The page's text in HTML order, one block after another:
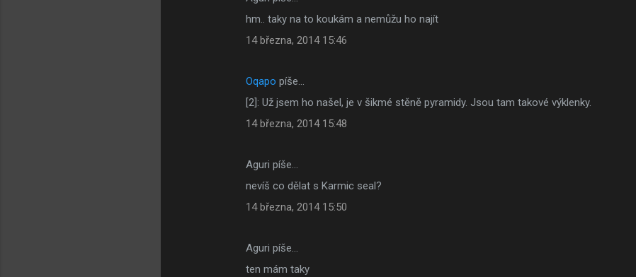
hm.. taky na to koukám a nemůžu ho najít
14 března, 2014 15:46
Oqapo píše…
[2]: Už jsem ho našel, je v šikmé stěně pyramidy. Jsou tam takové výklenky.
14 března, 2014 15:48
Aguri píše…
nevíš co dělat s Karmic seal?
14 března, 2014 15:50
Aguri píše…
ten mám taky